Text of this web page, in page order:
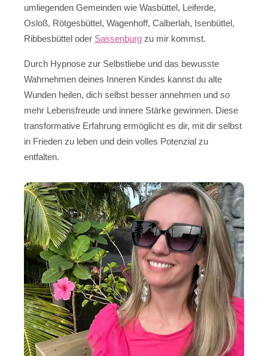
umliegenden Gemeinden wie Wasbüttel, Leiferde,
Osloß, Rötgesbüttel, Wagenhoff, Calberlah, Isenbüttel,
Ribbesbüttel oder Sassenburg zu mir kommst.
Durch Hypnose zur Selbstliebe und das bewusste
Wahrnehmen deines Inneren Kindes kannst du alte
Wunden heilen, dich selbst besser annehmen und so
mehr Lebensfreude und innere Stärke gewinnen. Diese
transformative Erfahrung ermöglicht es dir, mit dir selbst
in Frieden zu leben und dein volles Potenzial zu
entfalten.